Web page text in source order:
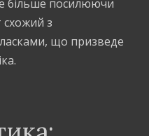
більше посилюючи
схожий з
що призведе